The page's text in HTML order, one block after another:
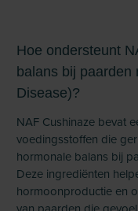
Hoe ondersteunt
balans bij paarden
Disease)?
NAF Cushinaze bevat
voedingsstoffen die
hormonale balans bij
Deze ingrediënten
hormoonproductie en